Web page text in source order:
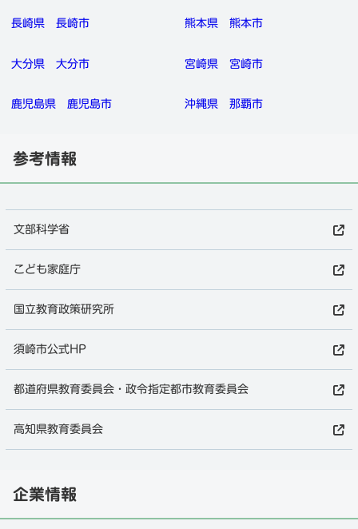
長崎県 長崎市 熊本県 熊本市
大分県 大分市 宮崎県 宮崎市
鹿児島県 鹿児島市 沖縄県 那覇市
参考情報
文部科学省
こども家庭庁
国立教育政策研究所
須崎市公式HP
都道府県教育委員会・政令指定都市教育委員会
高知県教育委員会
企業情報